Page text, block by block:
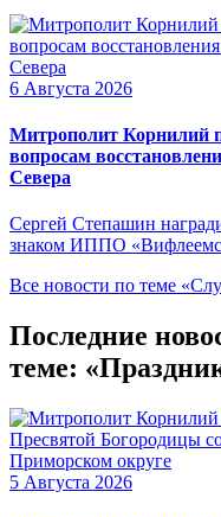
6 Августа 2026
Митрополит Корнилий
вопросам
Севера
Сергей Степашин
знаком ИППО
Все новости по теме
Последние
теме:
5 Августа 2026